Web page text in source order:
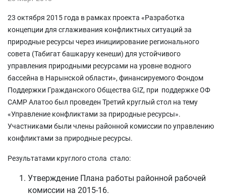
23 октября 2015 года в рамках проекта «Разработка
концепции для сглаживания конфликтных ситуаций за
природные ресурсы через инициирование регионального
совета (Табигат башкаруу кенеши) для устойчивого
управления природными ресурсами на уровне водного
бассейна в Нарынской области», финансируемого Фондом
Поддержки Гражданского Общества GIZ, при поддержке ОФ
САМР Алатоо был проведен Третий круглый стол на тему
«Управление конфликтами за природные ресурсы».
Участниками были члены районной комиссии по управлению
конфликтами за природные ресурсы.
Результатами круглого стола стало:
Утверждение Плана работы районной рабочей
комиссии на 2015-16.